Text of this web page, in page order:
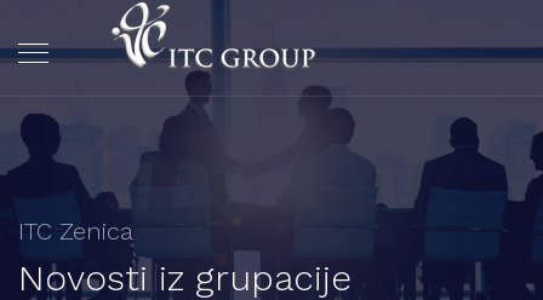
ITC Zenica
Novosti iz grupacije